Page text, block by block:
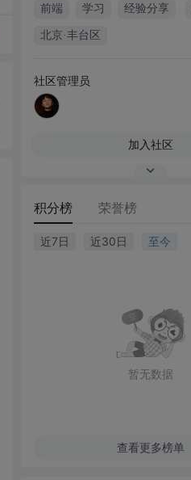
前端 学习 经验分享
北京·丰台区
社区管理员
加入社区
积分榜 荣誉榜
近7日 近30日 至今
暂无数据
查看更多榜单